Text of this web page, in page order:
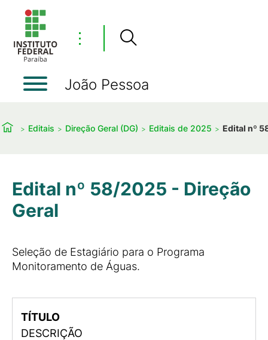
⋮
João Pessoa
Editais Direção Geral (DG) Editais de 2025 Edital nº
Edital nº 58/2025 - Direção
Geral
Seleção de Estagiário para o Programa
Monitoramento de Águas.
TÍTULO
DESCRIÇÃO